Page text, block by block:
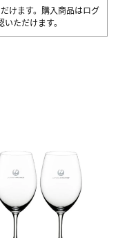
けます。購入商品はログ
いただけます。